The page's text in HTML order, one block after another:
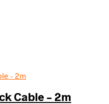
Cable – 2m